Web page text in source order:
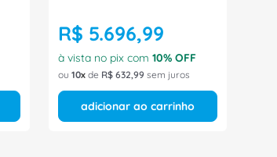
R$ 5.696,99
à vista no pix com 10% OFF
ou 10 de R$ 632,99 sem juros
adicionar ao carrinho